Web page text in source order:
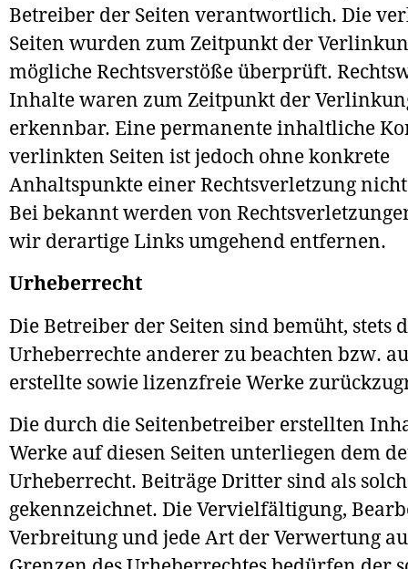
Betreiber der Seiten verantwortlich. Die
Seiten wurden zum Zeitpunkt der
mögliche Rechtsverstöße überprüft.
Inhalte waren zum Zeitpunkt der
erkennbar. Eine permanente inhaltliche
verlinkten Seiten ist jedoch ohne konkrete
Anhaltspunkte einer Rechtsverletzung
Bei bekannt werden von
wir derartige Links umgehend entfernen.
Urheberrecht
Die Betreiber der Seiten sind bemüht, stets
Urheberrechte anderer zu beachten bzw.
erstellte sowie lizenzfreie Werke
Die durch die Seitenbetreiber erstellten
Werke auf diesen Seiten unterliegen dem
Urheberrecht. Beiträge Dritter sind als
gekennzeichnet. Die Vervielfältigung,
Verbreitung und jede Art der Verwertung